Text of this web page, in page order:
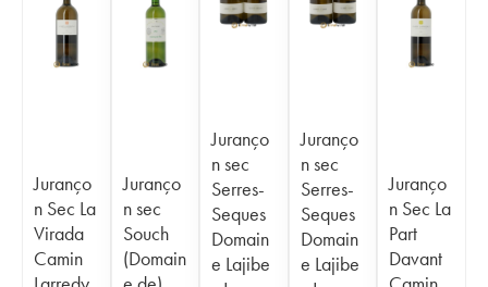
Juranço
n Sec La
Virada
Camin
Juranço
n sec
Souch
(Domain
Juranço
n sec
Serres-
Seques
Domain
e Lajibe
Juranço
n sec
Serres-
Seques
Domain
e Lajibe
Juranço
n Sec La
Part
Davant